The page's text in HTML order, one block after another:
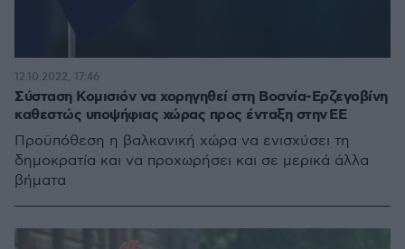
Σύσταση Κομισιόν να χορηγηθεί στη Βοσνία-Ερζεγοβίνη
καθεστώς υποψήφιας χώρας προς ένταξη στην ΕΕ
Προϋπόθεση η βαλκανική χώρα να ενισχύσει τη
δημοκρατία και να προχωρήσει και σε μερικά άλλα
βήματα
12.10.2022, 17:46